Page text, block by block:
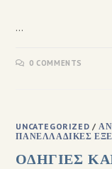
…
0 COMMENTS
UNCATEGORIZED /
ΠΑΝΕΛΛΑΔΙΚΈΣ
ΟΔΗΓΙΕΣ